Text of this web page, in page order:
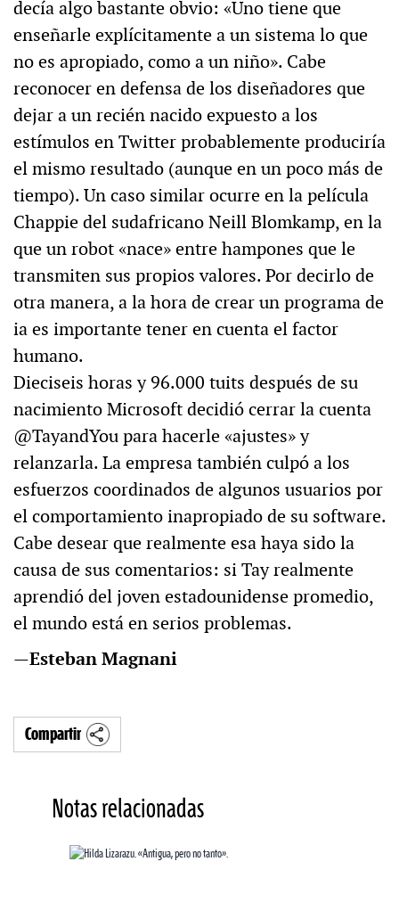
decía algo bastante obvio: «Uno tiene que
enseñarle explícitamente a un sistema lo que
no es apropiado, como a un niño». Cabe
reconocer en defensa de los diseñadores que
dejar a un recién nacido expuesto a los
estímulos en Twitter probablemente produciría
el mismo resultado (aunque en un poco más de
tiempo). Un caso similar ocurre en la película
Chappie del sudafricano Neill Blomkamp, en la
que un robot «nace» entre hampones que le
transmiten sus propios valores. Por decirlo de
otra manera, a la hora de crear un programa de
ia es importante tener en cuenta el factor
humano.
Dieciseis horas y 96.000 tuits después de su
nacimiento Microsoft decidió cerrar la cuenta
@TayandYou para hacerle «ajustes» y
relanzarla. La empresa también culpó a los
esfuerzos coordinados de algunos usuarios por
el comportamiento inapropiado de su software.
Cabe desear que realmente esa haya sido la
causa de sus comentarios: si Tay realmente
aprendió del joven estadounidense promedio,
el mundo está en serios problemas.
—Esteban Magnani
Compartir
Notas relacionadas